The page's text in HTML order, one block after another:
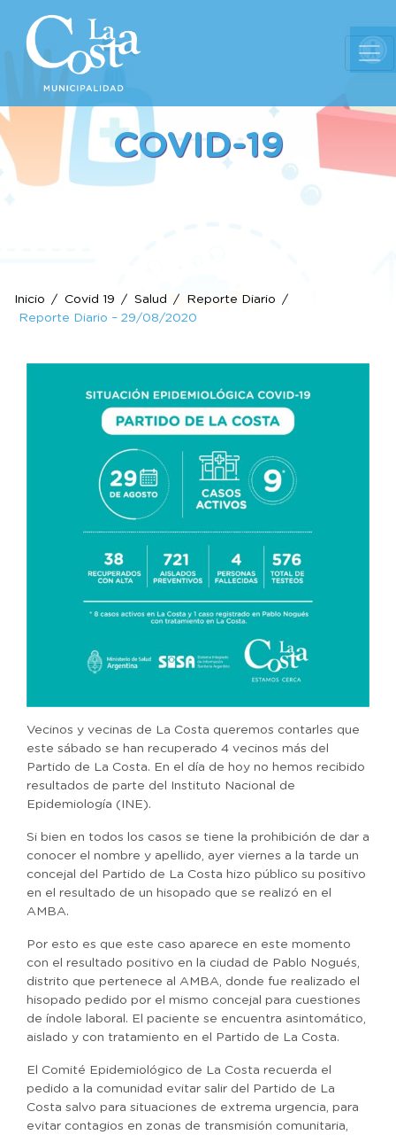
COVID-19
Inicio Covid 19 Salud
Reporte Diario
Reporte Diario – 29/08/2020
Vecinos y vecinas de La Costa queremos contarles que
este sábado se han recuperado 4 vecinos más del
Partido de La Costa. En el día de hoy no hemos recibido
resultados de parte del Instituto Nacional de
Epidemiología (INE).
Si bien en todos los casos se tiene la prohibición de dar a
conocer el nombre y apellido, ayer viernes a la tarde un
concejal del Partido de La Costa hizo público su positivo
en el resultado de un hisopado que se realizó en el
AMBA.
Por esto es que este caso aparece en este momento
con el resultado positivo en la ciudad de Pablo Nogués,
distrito que pertenece al AMBA, donde fue realizado el
hisopado pedido por el mismo concejal para cuestiones
de índole laboral. El paciente se encuentra asintomático,
aislado y con tratamiento en el Partido de La Costa.
El Comité Epidemiológico de La Costa recuerda el
pedido a la comunidad evitar salir del Partido de La
Costa salvo para situaciones de extrema urgencia, para
evitar contagios en zonas de transmisión comunitaria,